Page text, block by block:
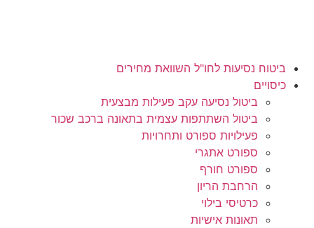
ביטוח נסיעות לחו"ל השוואת מחירים
כיסויים
ביטול נסיעה עקב פעילות מבצעית
ביטול השתתפות עצמית בתאונה ברכב שכור
פעילויות ספורט ותחרויות
ספורט אתגרי
ספורט חורף
הרחבת הריון
כרטיסי בילוי
תאונות אישיות